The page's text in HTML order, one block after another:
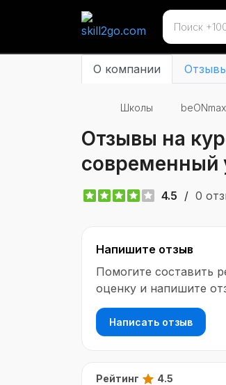
О компании
Школы beONmax
Отзывы на
современный
4.5 / 0
Напишите отзыв
Помогите составить
оценку и напишите
Написать отзыв
Рейтинг 4.5